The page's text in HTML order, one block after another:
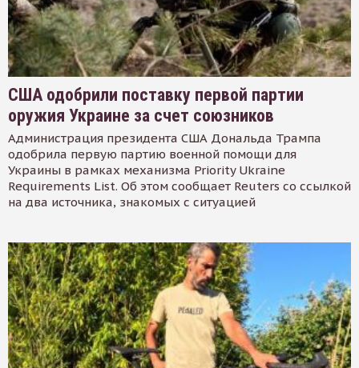
США одобрили поставку первой партии
оружия Украине за счет союзников
Администрация президента США Дональда Трампа
одобрила первую партию военной помощи для
Украины в рамках механизма Priority Ukraine
Requirements List. Об этом сообщает Reuters со ссылкой
на два источника, знакомых с ситуацией